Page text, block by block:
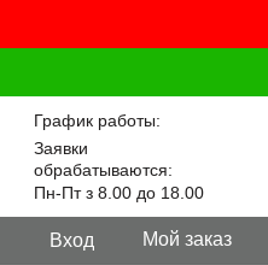
График работы:
Заявки
обрабатываются:
Пн-Пт з 8.00 до 18.00
Вход Мой заказ